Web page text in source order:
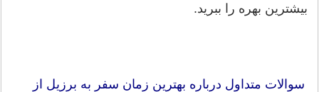
بیشترین بهره را ببرید.
سوالات متداول درباره بهترین زمان سفر به برزیل از